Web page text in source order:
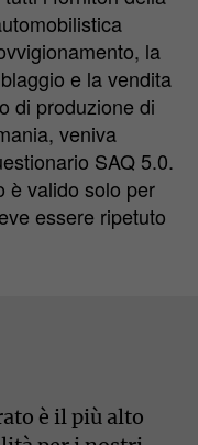
la
e la vendita
di produzione di
veniva
SAQ 5.0.
è valido solo per
essere ripetuto
è il più alto